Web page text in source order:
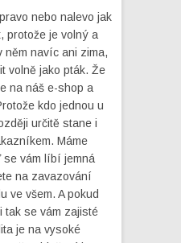
nebo nalevo jak
protože je volný a
něm navíc ani zima,
volně jako pták. Že
na náš e-shop a
kdo jednou u
určitě stane i
Máme
se vám líbí jemná
na zavazování
ve všem. A pokud
se vám zajisté
je na vysoké